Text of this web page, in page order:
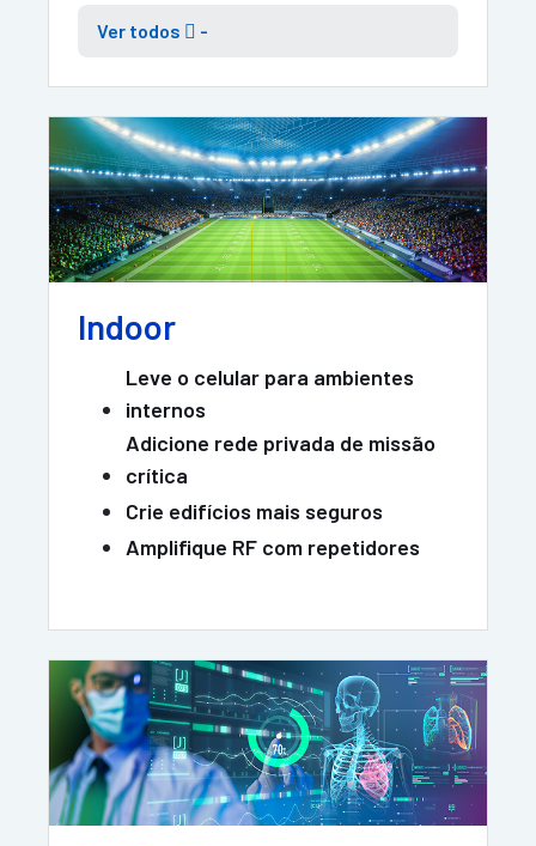
Ver todos  -
Indoor
Leve o celular para ambientes
internos
Adicione rede privada de missão
crítica
Crie edifícios mais seguros
Amplifique RF com repetidores